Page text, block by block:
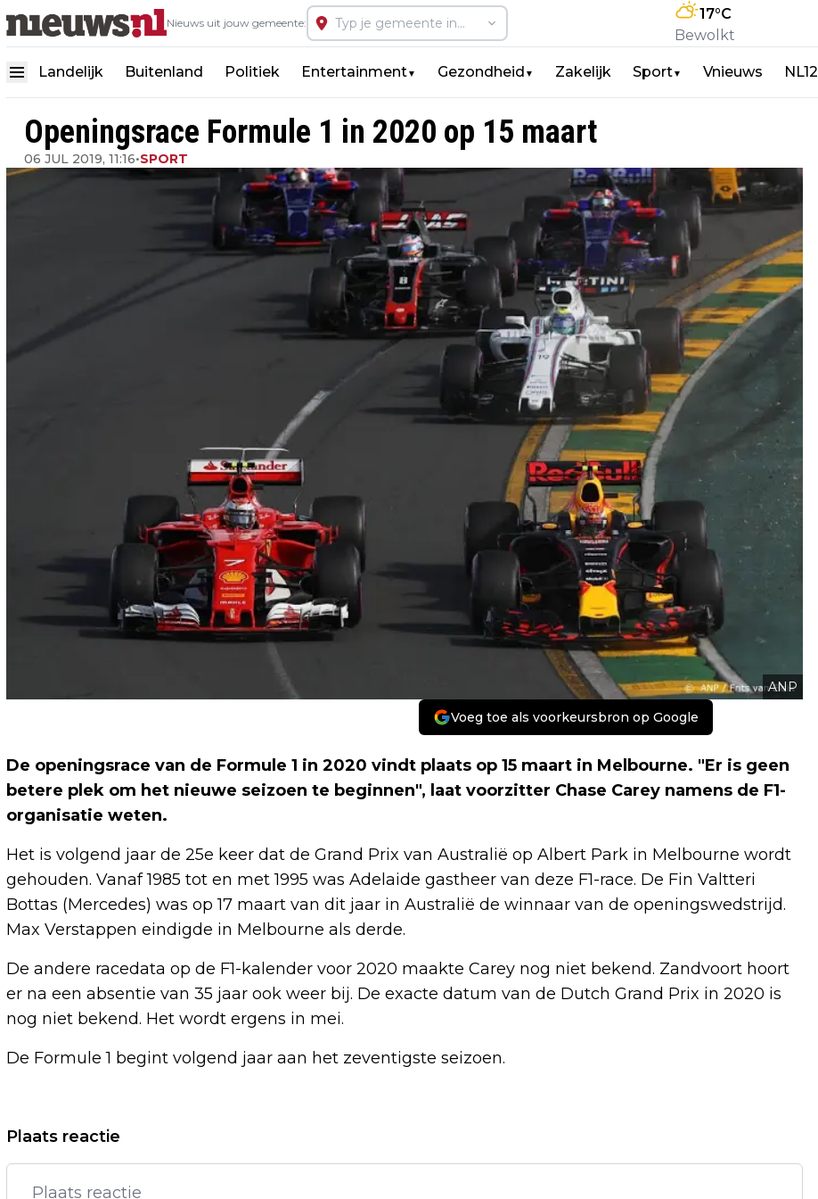
Nieuws uit jouw gemeente:
17°C
Bewolkt
Landelijk Buitenland Politiek Entertainment▼ Gezondheid ▼ Zakelijk Sport▼ Vnieuws NL12
Openingsrace Formule 1 in 2020 op 15 maart
06 JUL 2019, 11:16•SPORT
ANP
Voeg toe als voorkeursbron op Google
De openingsrace van de Formule 1 in 2020 vindt plaats op 15 maart in Melbourne. "Er is geen
betere plek om het nieuwe seizoen te beginnen", laat voorzitter Chase Carey namens de F1-
organisatie weten.
Het is volgend jaar de 25e keer dat de Grand Prix van Australië op Albert Park in Melbourne wordt
gehouden. Vanaf 1985 tot en met 1995 was Adelaide gastheer van deze F1-race. De Fin Valtteri
Bottas (Mercedes) was op 17 maart van dit jaar in Australië de winnaar van de openingswedstrijd.
Max Verstappen eindigde in Melbourne als derde.
De andere racedata op de F1-kalender voor 2020 maakte Carey nog niet bekend. Zandvoort hoort
er na een absentie van 35 jaar ook weer bij. De exacte datum van de Dutch Grand Prix in 2020 is
nog niet bekend. Het wordt ergens in mei.
De Formule 1 begint volgend jaar aan het zeventigste seizoen.
Vorig artikel
WAARSCHUWING VOOR MIX
MEDICIJNEN EN KRUIDEN
REGERINGSTOESTEL 'HOLLANDS'
Plaats reactie